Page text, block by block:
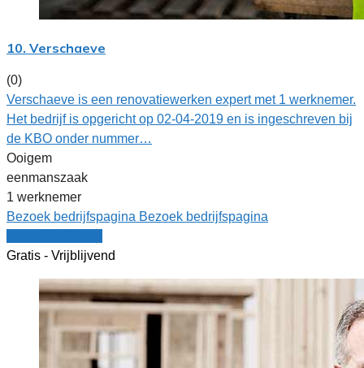
10. Verschaeve
(0)
Verschaeve is een renovatiewerken expert met 1 werknemer.
Het bedrijf is opgericht op 02-04-2019 en is ingeschreven bij
de KBO onder nummer…
Ooigem
eenmanszaak
1 werknemer
Bezoek bedrijfspagina Bezoek bedrijfspagina
Gratis - Vrijblijvend